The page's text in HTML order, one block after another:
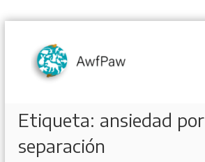
Etiqueta: ansiedad por
separación